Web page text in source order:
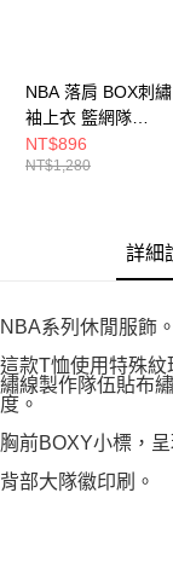
NBA 落肩 BOX刺
袖上衣 籃網隊
3625101109
NT$896
NT$1,280
詳細
NBA系列休閒服飾。
這款T恤使用特殊
繡線製作隊伍貼布
度。
胸前BOXY小標，
背部大隊徽印刷。